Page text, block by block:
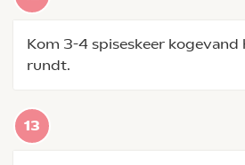
Kom 3-4 spiseskeer kogevand
rundt.